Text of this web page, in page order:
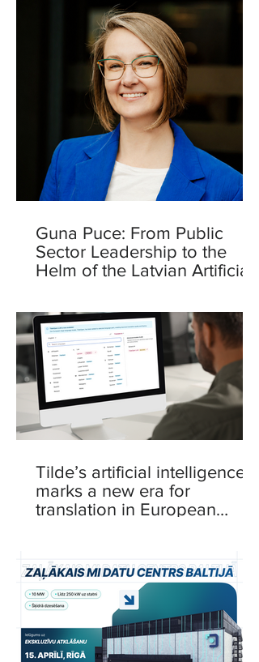
Guna Puce: From Public
Sector Leadership to the
Helm of the Latvian Artificial
Tilde’s artificial intelligence
marks a new era for
translation in European